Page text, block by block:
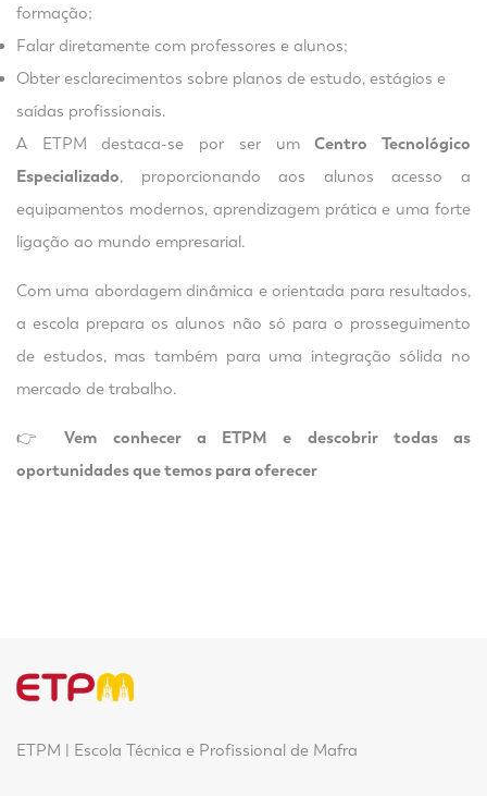
formação;
Falar diretamente com professores e alunos;
Obter esclarecimentos sobre planos de estudo, estágios e
saídas profissionais.
A ETPM destaca-se por ser umCentro Tecnológico
Especializado, proporcionando aos alunos acesso a
equipamentos modernos, aprendizagem prática e uma forte
ligação ao mundo empresarial.
Com uma abordagem dinâmica e orientada para resultados,
a escola prepara os alunos não só para o prosseguimento
de estudos, mas também para uma integração sólida no
mercado de trabalho.
👉Vem conhecer a ETPM e descobrir todas as
oportunidades que temos para oferecer
ETPM | Escola Técnica e Profissional de Mafra